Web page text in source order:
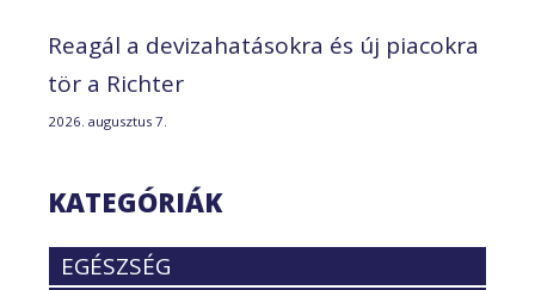
Reagál a devizahatásokra és új piacokra
tör a Richter
2026. augusztus 7.
KATEGÓRIÁK
EGÉSZSÉG